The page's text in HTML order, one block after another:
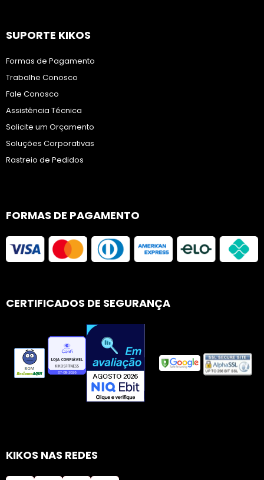
SUPORTE KIKOS
Formas de Pagamento
Trabalhe Conosco
Fale Conosco
Assistência Técnica
Solicite um Orçamento
Soluções Corporativas
Rastreio de Pedidos
FORMAS DE PAGAMENTO
CERTIFICADOS DE SEGURANÇA
KIKOS NAS REDES